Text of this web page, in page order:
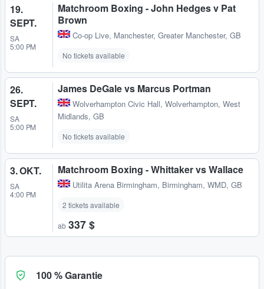
19.
SEPT.
SA
5:00 PM
Matchroom Boxing - John Hedges v Pat
Brown
Co-op Live, Manchester, Greater Manchester, GB
No tickets available
26.
SEPT.
SA
5:00 PM
James DeGale vs Marcus Portman
Wolverhampton Civic Hall, Wolverhampton, West
Midlands, GB
No tickets available
3. OKT.
SA
4:00 PM
Matchroom Boxing - Whittaker vs Wallace
Utilita Arena Birmingham, Birmingham, WMD, GB
2 tickets available
ab 337 $
100 % Garantie